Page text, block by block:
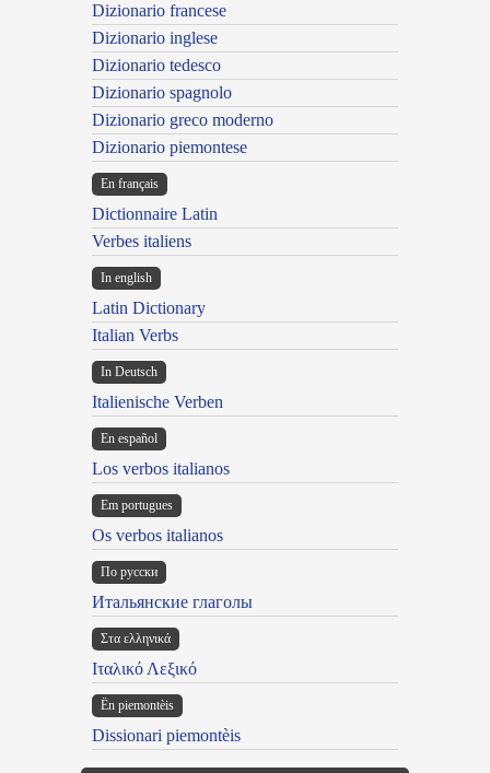
Dizionario francese
Dizionario inglese
Dizionario tedesco
Dizionario spagnolo
Dizionario greco moderno
Dizionario piemontese
En français
Dictionnaire Latin
Verbes italiens
In english
Latin Dictionary
Italian Verbs
In Deutsch
Italienische Verben
En español
Los verbos italianos
Em portugues
Os verbos italianos
По русски
Итальянские глаголы
Στα ελληνικά
Ιταλικό Λεξικό
Ën piemontèis
Dissionari piemontèis